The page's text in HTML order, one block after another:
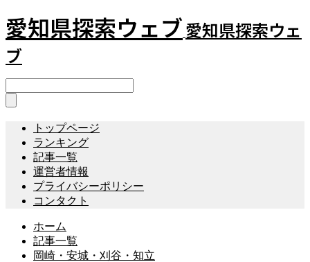
愛知県探索ウェブ愛知県探索ウェ
ブ
トップページ
ランキング
記事一覧
運営者情報
プライバシーポリシー
コンタクト
ホーム
記事一覧
岡崎・安城・刈谷・知立